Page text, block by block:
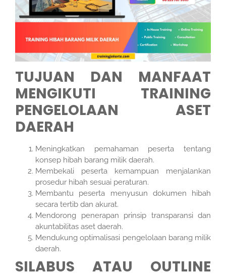
TUJUAN DAN MANFAAT
MENGIKUTI TRAINING
PENGELOLAAN ASET
DAERAH
Meningkatkan pemahaman peserta tentang
konsep hibah barang milik daerah.
Membekali peserta kemampuan menjalankan
prosedur hibah sesuai peraturan.
Membantu peserta menyusun dokumen hibah
secara tertib dan akurat.
Mendorong penerapan prinsip transparansi dan
akuntabilitas aset daerah.
Mendukung optimalisasi pengelolaan barang milik
daerah.
SILABUS ATAU OUTLINE